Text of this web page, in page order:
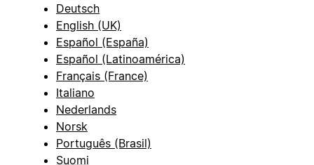
Deutsch
English (UK)
Español (España)
Español (Latinoamérica)
Français (France)
Italiano
Nederlands
Norsk
Português (Brasil)
Suomi